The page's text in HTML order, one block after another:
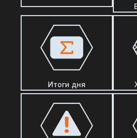
Итоги дня